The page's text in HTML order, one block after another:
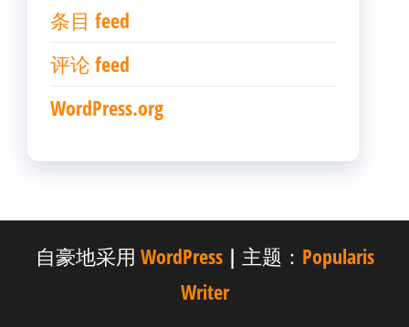
条目 feed
评论 feed
WordPress.org
自豪地采用 WordPress | 主题： Popularis
Writer